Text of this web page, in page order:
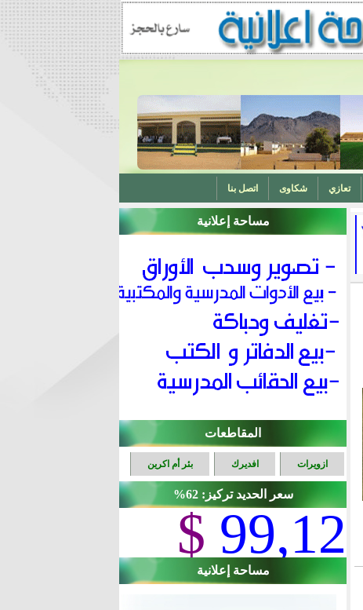
تعازي شكاوى اتصل بنا
مساحة إعلانية
المقاطعات
ازويرات افديرك بئر أم اكرين
سعر الحديد تركيز: 62%
99,12
$
مساحة إعلانية